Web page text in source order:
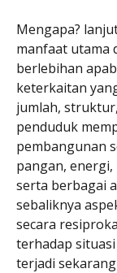
Mengapa?
manfaat utama
berlebihan
keterkaitan
jumlah,
penduduk
pembangunan
pangan,
serta berbagai
sebaliknya
secara
terhadap
terjadi